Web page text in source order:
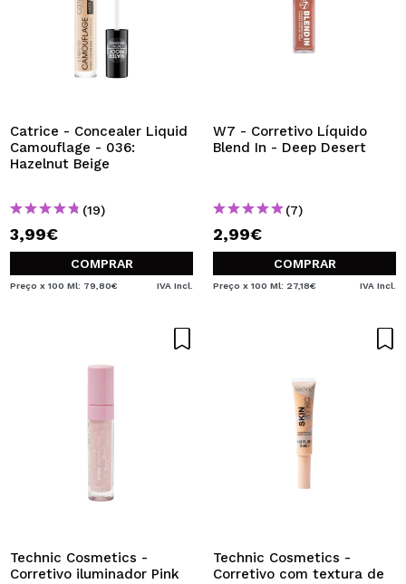
Catrice - Concealer Liquid
Camouflage - 036:
Hazelnut Beige
(19)
3,99€
COMPRAR
Preço x 100 Ml: 79,80€ IVA Incl.
W7 - Corretivo Líquido
Blend In - Deep Desert
(7)
2,99€
COMPRAR
Preço x 100 Ml: 27,18€ IVA Incl.
Technic Cosmetics -
Corretivo iluminador Pink
Technic Cosmetics -
Corretivo com textura de